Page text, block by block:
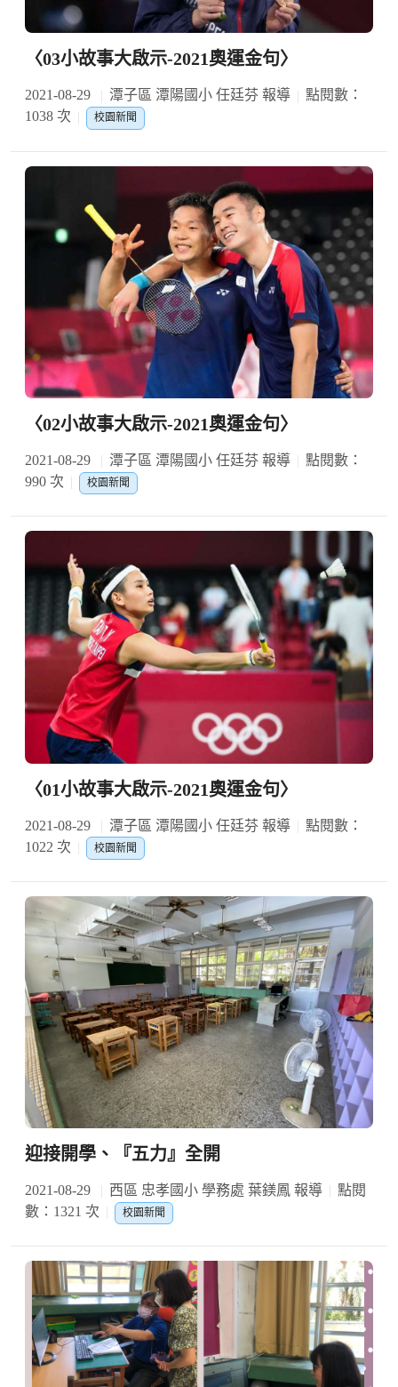
〈03小故事大啟示-2021奧運金句〉
2021-08-29 潭子區 潭陽國小 任廷芬 報導
點閱數：
1038 次
校園新聞
〈02小故事大啟示-2021奧運金句〉
2021-08-29 潭子區 潭陽國小 任廷芬 報導
點閱數：
990 次
校園新聞
〈01小故事大啟示-2021奧運金句〉
2021-08-29 潭子區 潭陽國小 任廷芬 報導
點閱數：
1022 次
校園新聞
迎接開學、『五力』全開
2021-08-29 西區 忠孝國小 學務處 葉鎂鳳 報導
點閱
數：1321 次
校園新聞